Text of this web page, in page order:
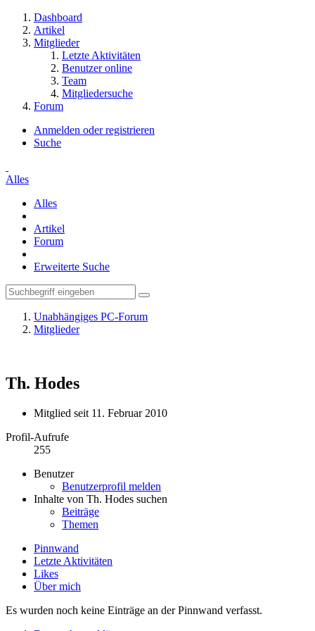
Dashboard
Artikel
Mitglieder
Letzte Aktivitäten
Benutzer online
Team
Mitgliedersuche
Forum
Anmelden oder registrieren
Suche
Alles
Alles
Artikel
Forum
Erweiterte Suche
Unabhängiges PC-Forum
Mitglieder
Th. Hodes
Mitglied seit 11. Februar 2010
Profil-Aufrufe
255
Benutzer
Benutzerprofil melden
Inhalte von Th. Hodes suchen
Beiträge
Themen
Pinnwand
Letzte Aktivitäten
Likes
Über mich
Es wurden noch keine Einträge an der Pinnwand verfasst.